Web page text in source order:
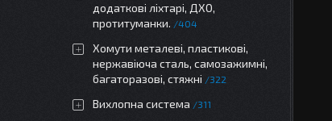
додаткові ліхтарі, ДХО,
протитуманки.
404
Хомути металеві, пластикові,
нержавіюча сталь, самозажимні,
багаторазові, стяжні
322
Вихлопна система 311